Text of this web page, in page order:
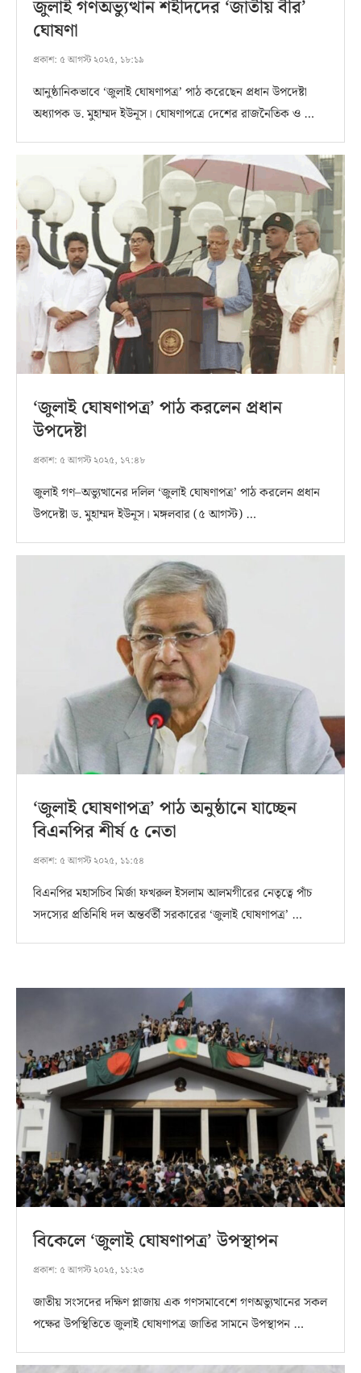
জুলাই গণঅভ্যুত্থান শহীদদের ‘জাতীয় বীর’
ঘোষণা
প্রকাশ: ৫ আগস্ট ২০২৫, ১৮:১৯
আনুষ্ঠানিকভাবে ‘জুলাই ঘোষণাপত্র’ পাঠ করেছেন প্রধান উপদেষ্টা
অধ্যাপক ড. মুহাম্মদ ইউনূস। ঘোষণাপত্রে দেশের রাজনৈতিক ও …
‘জুলাই ঘোষণাপত্র’ পাঠ করলেন প্রধান
উপদেষ্টা
প্রকাশ: ৫ আগস্ট ২০২৫, ১৭:৪৮
জুলাই গণ–অভ্যুত্থানের দলিল ‘জুলাই ঘোষণাপত্র’ পাঠ করলেন প্রধান
উপদেষ্টা ড. মুহাম্মদ ইউনূস। মঙ্গলবার (৫ আগস্ট) …
‘জুলাই ঘোষণাপত্র’ পাঠ অনুষ্ঠানে যাচ্ছেন
বিএনপির শীর্ষ ৫ নেতা
প্রকাশ: ৫ আগস্ট ২০২৫, ১১:৫৪
বিএনপির মহাসচিব মির্জা ফখরুল ইসলাম আলমগীরের নেতৃত্বে পাঁচ
সদস্যের প্রতিনিধি দল অন্তর্বর্তী সরকারের ‘জুলাই ঘোষণাপত্র’ …
বিকেলে ‘জুলাই ঘোষণাপত্র’ উপস্থাপন
প্রকাশ: ৫ আগস্ট ২০২৫, ১১:২৩
জাতীয় সংসদের দক্ষিণ প্লাজায় এক গণসমাবেশে গণঅভ্যুত্থানের সকল
পক্ষের উপস্থিতিতে জুলাই ঘোষণাপত্র জাতির সামনে উপস্থাপন …